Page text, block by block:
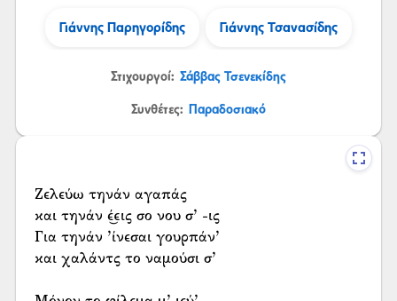
Γιάννης Παρηγορίδης Γιάννης Τσανασίδης
Στιχουργοί: Σάββας Τσενεκίδης
Συνθέτες: Παραδοσιακό
Ζελεύω τηνάν αγαπάς
και τηνάν έ͜εις σο νου σ’ -ις
Για τηνάν ’ίνεσαι γουρπάν’
και χαλάντς το ναμούσι σ’